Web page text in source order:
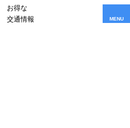
お得な
交通情報
MENU